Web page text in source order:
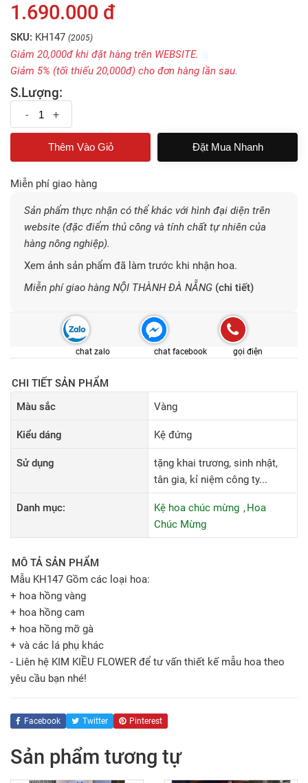
1.690.000 đ
SKU: KH147 (2005)
Giảm 20,000đ khi đặt hàng trên WEBSITE.
Giảm 5% (tối thiếu 20,000đ) cho đơn hàng lần sau.
S.Lượng:
- +
Đặt Mua Nhanh
Miễn phí giao hàng
Sản phẩm thực nhận có thể khác với hình đại diện trên
website (đặc điểm thủ công và tính chất tự nhiên của
hàng nông nghiệp).
Xem ảnh sản phẩm đã làm trước khi nhận hoa.
Miễn phí giao hàng NỘI THÀNH ĐÀ NẴNG (chi tiết)
chat zalo chat facebook gọi điện
CHI TIẾT SẢN PHẨM
Màu sắc
Vàng
Kiểu dáng Kệ đứng
Sử dụng
tặng khai trương, sinh nhật,
tân gia, kỉ niệm công ty...
Danh mục: Kệ hoa chúc mừng
Hoa
Chúc Mừng
MÔ TẢ SẢN PHẨM
Mẫu KH147 Gồm các loại hoa:
+ hoa hồng vàng
+ hoa hồng cam
+ hoa hồng mỡ gà
+ và các lá phụ khác
- Liên hệ KIM KIỀU FLOWER để tư vấn thiết kế mẫu hoa theo
yêu cầu bạn nhé!
Facebook Twitter Pinterest
Sản phẩm tương tự